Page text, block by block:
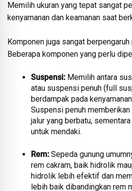
Memilih ukuran yang tepat sangat
kenyamanan dan keamanan saat
Komponen juga sangat
Beberapa komponen yang perlu
Suspensi: Memilih antara
atau suspensi penuh (full
berdampak pada
Suspensi penuh
jalur yang berbatu,
untuk mendaki.
Rem: Sepeda gunung
rem cakram, baik hidrolik
hidrolik lebih efektif dan
lebih baik dibandingkan rem